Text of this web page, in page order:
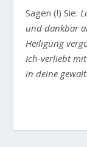
Sagen (!) Sie:
und dankbar
Heiligung
Ich-verliebt
in deine